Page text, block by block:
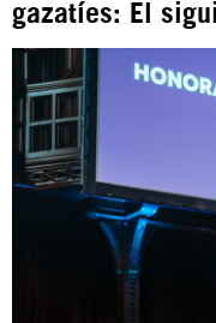
gazatíes: El